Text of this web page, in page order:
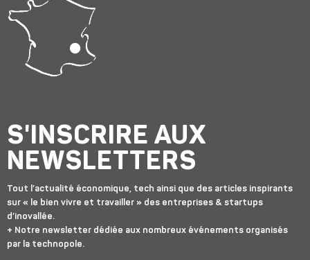
S'INSCRIRE AUX
NEWSLETTERS
Tout l’actualité économique, tech ainsi que des articles inspirants
sur « le bien vivre et travailler » des entreprises & startups
d’inovallée.
+ Notre newsletter dédiée aux nombreux événements organisés
par la technopole.